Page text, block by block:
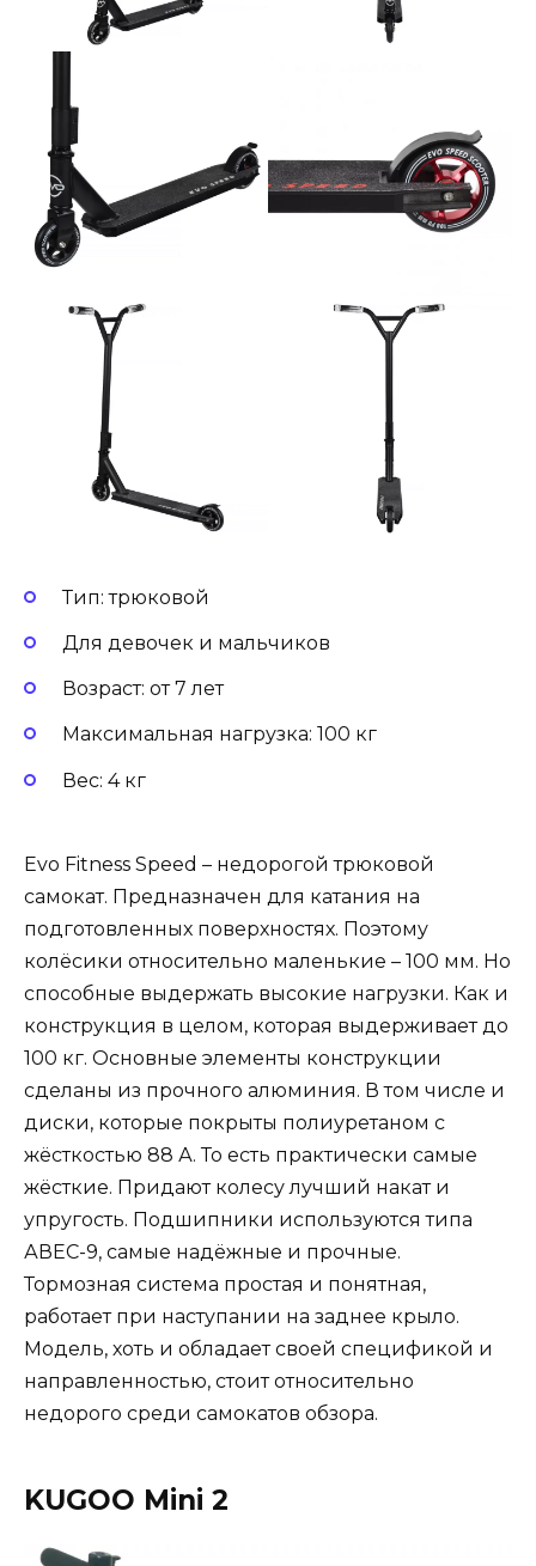
Тип: трюковой
Для девочек и мальчиков
Возраст: от 7 лет
Максимальная нагрузка: 100 кг
Вес: 4 кг
Evo Fitness Speed – недорогой трюковой
самокат. Предназначен для катания на
подготовленных поверхностях. Поэтому
колёсики относительно маленькие – 100 мм. Но
способные выдержать высокие нагрузки. Как и
конструкция в целом, которая выдерживает до
100 кг. Основные элементы конструкции
сделаны из прочного алюминия. В том числе и
диски, которые покрыты полиуретаном с
жёсткостью 88 А. То есть практически самые
жёсткие. Придают колесу лучший накат и
упругость. Подшипники используются типа
АВЕС-9, самые надёжные и прочные.
Тормозная система простая и понятная,
работает при наступании на заднее крыло.
Модель, хоть и обладает своей спецификой и
направленностью, стоит относительно
недорого среди самокатов обзора.
KUGOO Mini 2